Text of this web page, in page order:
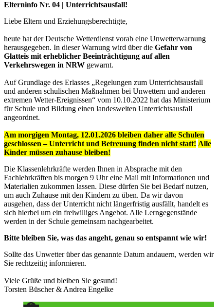
Elterninfo Nr. 04 | Unterrichtsausfall!
Liebe Eltern und Erziehungsberechtigte,
heute hat der Deutsche Wetterdienst vorab eine Unwetterwarnung
herausgegeben. In dieser Warnung wird über die Gefahr von
Glatteis mit erheblicher Beeinträchtigung auf allen
Verkehrswegen in NRW gewarnt.
Auf Grundlage des Erlasses „Regelungen zum Unterrichtsausfall
und anderen schulischen Maßnahmen bei Unwettern und anderen
extremen Wetter-Ereignissen“ vom 10.10.2022 hat das Ministerium
für Schule und Bildung einen landesweiten Unterrichtsausfall
angeordnet.
Am morgigen Montag, 12.01.2026 bleiben daher alle Schulen
geschlossen – Unterricht und Betreuung finden nicht statt! Alle
Kinder müssen zuhause bleiben!
Die Klassenlehrkräfte werden Ihnen in Absprache mit den
Fachlehrkräften bis morgen 9 Uhr eine Mail mit Informationen und
Materialien zukommen lassen. Diese dürfen Sie bei Bedarf nutzen,
um auch Zuhause mit den Kindern zu üben. Da wir davon
ausgehen, dass der Unterricht nicht längerfristig ausfällt, handelt es
sich hierbei um ein freiwilliges Angebot. Alle Lerngegenstände
werden in der Schule gemeinsam nachgearbeitet.
Bitte bleiben Sie, was das angeht, genau so entspannt wie wir!
Sollte das Unwetter über das genannte Datum andauern, werden wir
Sie rechtzeitig informieren.
Viele Grüße und bleiben Sie gesund!
Torsten Büscher & Andrea Engelke